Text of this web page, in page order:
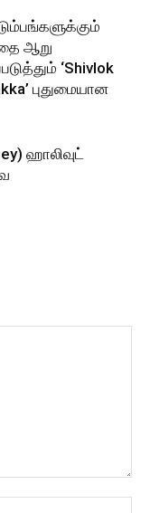
ஆறு
‘Shivlok
புதுமையான
ஹாலிவுட்